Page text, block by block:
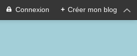
Connexion + Créer mon blog